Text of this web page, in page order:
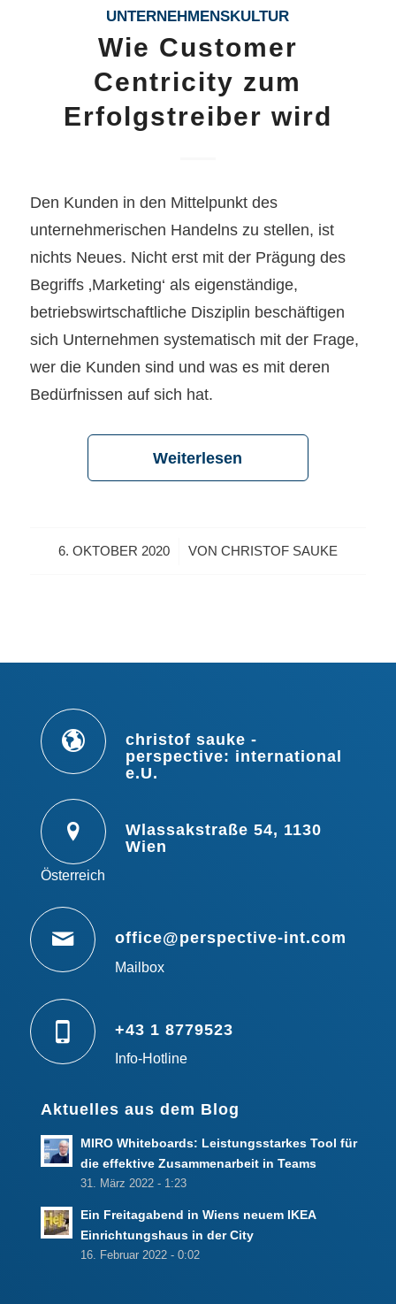
UNTERNEHMENSKULTUR
Wie Customer
Centricity zum
Erfolgstreiber wird
Den Kunden in den Mittelpunkt des
unternehmerischen Handelns zu stellen, ist
nichts Neues. Nicht erst mit der Prägung des
Begriffs ‚Marketing‘ als eigenständige,
betriebswirtschaftliche Disziplin beschäftigen
sich Unternehmen systematisch mit der Frage,
wer die Kunden sind und was es mit deren
Bedürfnissen auf sich hat.
Weiterlesen
6. OKTOBER 2020
/ VON CHRISTOF SAUKE
christof sauke -
perspective: international
e.U.
Wlassakstraße 54, 1130
Wien
Österreich
office@perspective-int.com
Mailbox
+43 1 8779523
Info-Hotline
Aktuelles aus dem Blog
MIRO Whiteboards: Leistungsstarkes Tool für
die effektive Zusammenarbeit in Teams
31. März 2022 - 1:23
Ein Freitagabend in Wiens neuem IKEA
Einrichtungshaus in der City
16. Februar 2022 - 0:02